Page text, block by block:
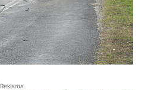
Reklama